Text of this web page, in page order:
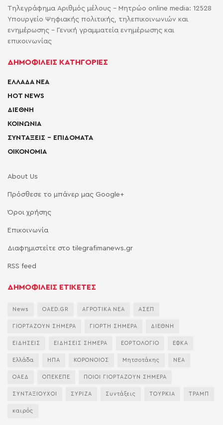
Τηλεγράφημα Αριθμός μέλους - Μητρώο online media: 12528
Υπουργείο Ψηφιακής πολιτικής, τηλεπικοινωνιών και
ενημέρωσης - Γενική γραμματεία ενημέρωσης και
επικοινωνίας
ΔΗΜΟΦΙΛΕΙΣ ΚΑΤΗΓΟΡΙΕΣ
ΕΛΛΑΔΑ ΝΕΑ
HOT NEWS
ΔΙΕΘΝΗ
ΚΟΙΝΩΝΙΑ
ΣΥΝΤΑΞΕΙΣ – ΕΠΙΔΟΜΑΤΑ
ΟΙΚΟΝΟΜΙΑ
About Us
Πρόσθεσε το μπάνερ μας Google+
Όροι χρήσης
Επικοινωνία
Διαφημιστείτε στο tilegrafimanews.gr
RSS feed
ΔΗΜΟΦΙΛΕΙΣ ΕΤΙΚΕΤΕΣ
News OAED.GR ΑΓΡΟΤΙΚΑ ΝΕΑ ΑΣΕΠ
ΓΙΟΡΤΑΖΟΥΝ ΣΗΜΕΡΑ ΓΙΟΡΤΗ ΣΗΜΕΡΑ ΔΙΕΘΝΗ
ΕΙΔΗΣΕΙΣ ΕΙΔΗΣΕΙΣ ΣΗΜΕΡΑ ΕΟΡΤΟΛΟΓΙΟ ΕΦΚΑ
Ελλάδα ΗΠΑ ΚΟΡΟΝΟΙΟΣ Μητσοτάκης ΝΕΑ
ΟΑΕΔ ΟΠΕΚΕΠΕ ΠΟΙΟΙ ΓΙΟΡΤΑΖΟΥΝ ΣΗΜΕΡΑ
ΣΥΝΤΑΞΙΟΥΧΟΙ ΣΥΡΙΖΑ Συντάξεις ΤΟΥΡΚΙΑ ΤΡΑΜΠ
καιρός